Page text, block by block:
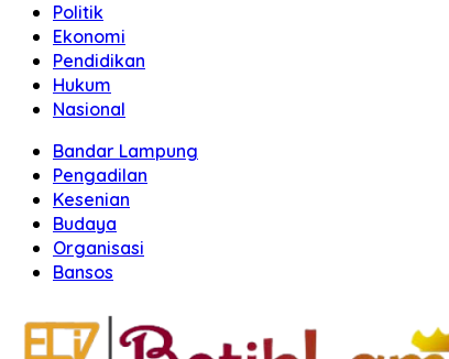
Politik
Ekonomi
Pendidikan
Hukum
Nasional
Bandar Lampung
Pengadilan
Kesenian
Budaya
Organisasi
Bansos